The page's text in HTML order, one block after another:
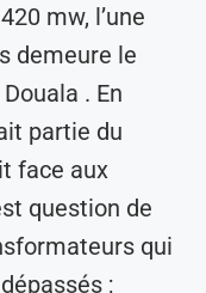
mw, l’une
demeure le
. En
partie du
face aux
question de
qui
;